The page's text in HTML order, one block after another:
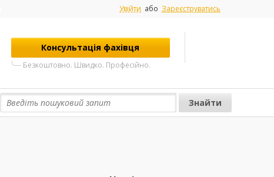
Увійти або Зареєструватись
Консультація фахівця
Безкоштовно. Швидко. Професійно.